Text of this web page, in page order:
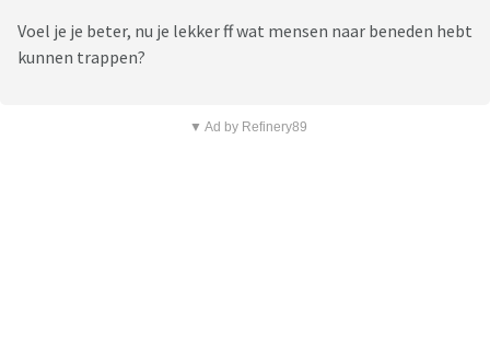
Voel je je beter, nu je lekker ff wat mensen naar beneden hebt
kunnen trappen?
▼ Ad by Refinery89